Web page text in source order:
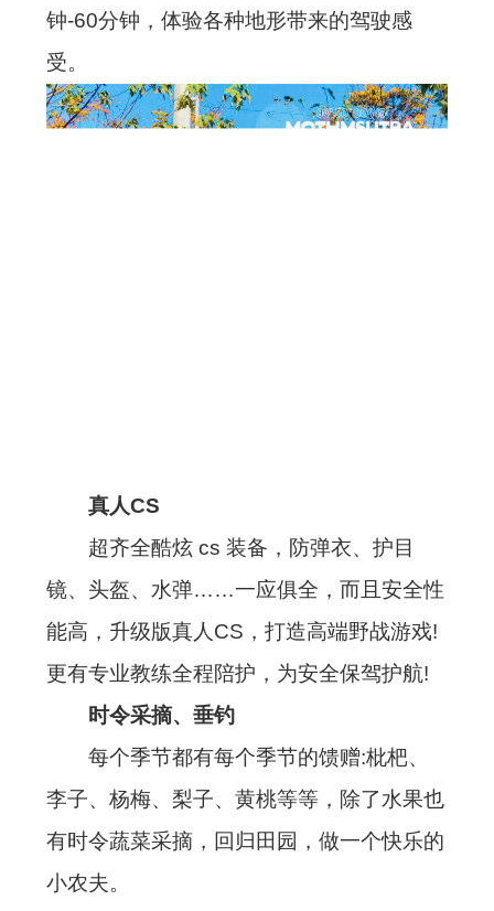
钟-60分钟，体验各种地形带来的驾驶感
受。
真人CS
超齐全酷炫 cs 装备，防弹衣、护目
镜、头盔、水弹……一应俱全，而且安全性
能高，升级版真人CS，打造高端野战游戏!
更有专业教练全程陪护，为安全保驾护航!
时令采摘、垂钓
每个季节都有每个季节的馈赠:枇杷、
李子、杨梅、梨子、黄桃等等，除了水果也
有时令蔬菜采摘，回归田园，做一个快乐的
小农夫。